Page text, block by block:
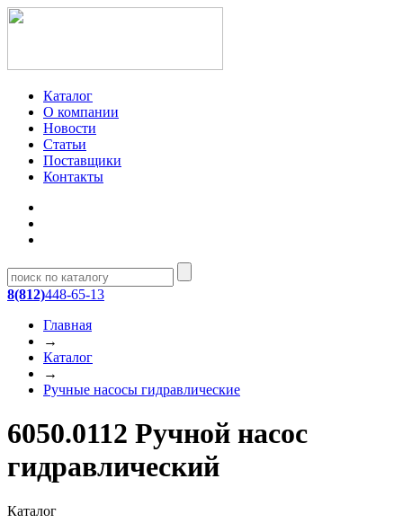
Каталог
О компании
Новости
Статьи
Поставщики
Контакты
8(812)448-65-13
Главная
→
Каталог
→
Ручные насосы гидравлические
6050.0112 Ручной насос
гидравлический
Каталог